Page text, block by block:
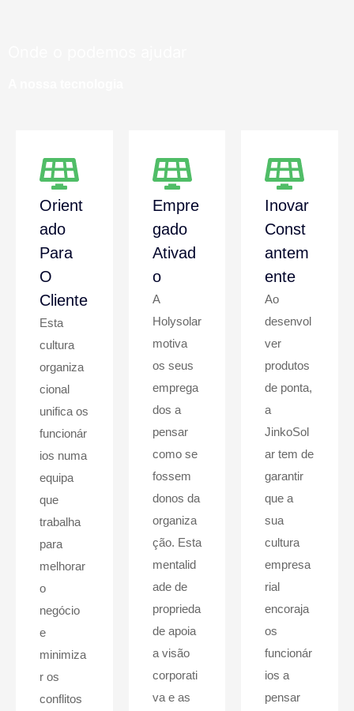
Orient
Ado
Para
O
Cliente
Esta
cultura
organiza
cional
unifica os
funcionár
ios numa
equipa
que
trabalha
para
melhorar
o
negócio
e
minimiza
r os
conflitos
Empre
Gado
Ativad
O
A
Holysolar
motiva
os seus
emprega
dos a
pensar
como se
fossem
donos da
organiza
ção. Esta
mentalid
ade de
proprieda
de apoia
a visão
corporati
va e as
Inovar
Const
Antem
Ente
Ao
desenvol
ver
produtos
de ponta,
a
JinkoSol
ar tem de
garantir
que a
sua
cultura
empresa
rial
encoraja
os
funcionár
ios a
pensar